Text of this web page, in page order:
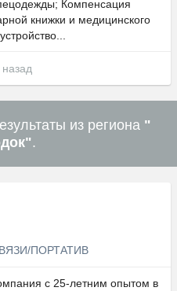
Компенсация
книжки и медицинского
из региона "
.
ПОРТАТИВ
с 25‑летним опытом в